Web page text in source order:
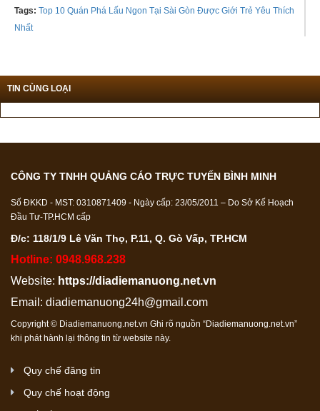
Tags: Top 10 Quán Phá Lấu Ngon Tại Sài Gòn Được Giới Trẻ Yêu Thích
Nhất
TIN CÙNG LOẠI
CÔNG TY TNHH QUẢNG CÁO TRỰC TUYẾN BÌNH MINH
Số ĐKKD - MST: 0310871409 - Ngày cấp: 23/05/2011 – Do Sở Kế Hoạch
Đầu Tư-TP.HCM cấp
Đ/c: 118/1/9 Lê Văn Thọ, P.11, Q. Gò Vấp, TP.HCM
Hotline: 0948.968.238
Website: https://diadiemanuong.net.vn
Email: diadiemanuong24h@gmail.com
Copyright © Diadiemanuong.net.vn Ghi rõ nguồn “Diadiemanuong.net.vn”
khi phát hành lại thông tin từ website này.
Quy chế đăng tin
Quy chế hoạt động